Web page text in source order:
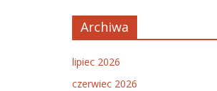
Archiwa
lipiec 2026
czerwiec 2026